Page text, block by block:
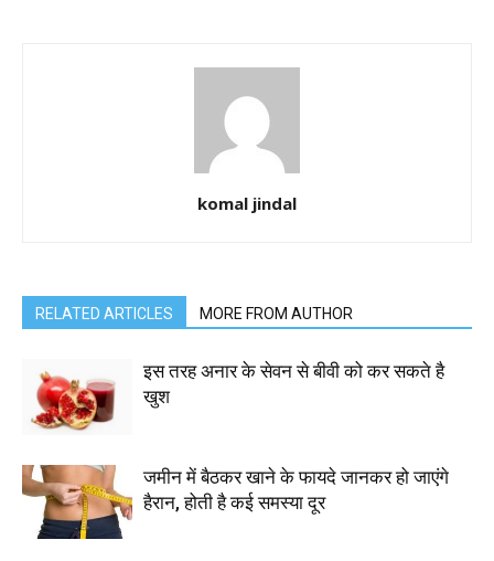
komal jindal
RELATED ARTICLES MORE FROM AUTHOR
इस तरह अनार के सेवन से बीवी को कर सकते है
खुश
जमीन में बैठकर खाने के फायदे जानकर हो जाएंगे
हैरान, होती है कई समस्या दूर